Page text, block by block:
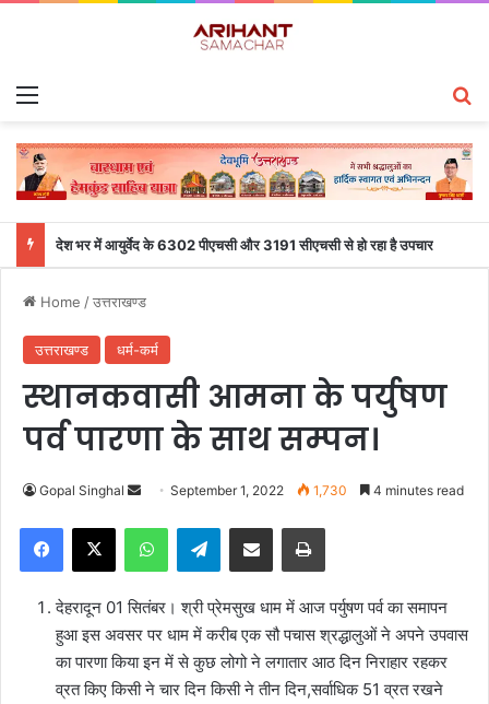
देश भर में आयुर्वेद के 6302 पीएचसी और 3191 सीएचसी से हो रहा है उपचार
Home /उत्तराखण्ड
उत्तराखण्ड धर्म-कर्म
स्थानकवासी आमना के पर्युषण
पर्व पारणा के साथ सम्पन।
Gopal Singhal
n
d
m
September 1, 2022 1,730 4 minutes read
Telegram
देहरादून 01 सितंबर। श्री प्रेमसुख धाम में आज पर्युषण पर्व का समापन
हुआ इस अवसर पर धाम में करीब एक सौ पचास श्रद्धालुओं ने अपने उपवास
का पारणा किया इन में से कुछ लोगो ने लगातार आठ दिन निराहार रहकर
व्रत किए किसी ने चार दिन किसी ने तीन दिन,सर्वाधिक 51 व्रत रखने